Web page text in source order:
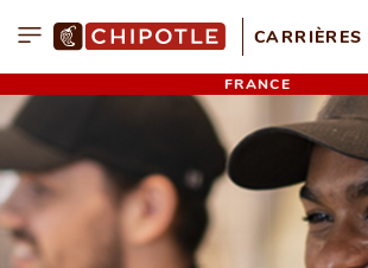
CARRIÈRES
Menu
FRANCE